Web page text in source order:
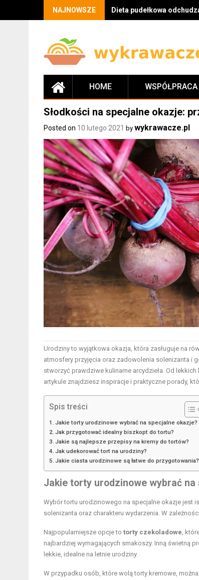
NAJNOWSZE Dieta pudełkowa
HOME
Słodkości na specjalne okazje:
Posted on 10 lutego 2021 by wykrawacze.pl
Urodziny to wyjątkowa okazja, która zasługuje na
atmosfery przyjęcia oraz zadowolenia solenizanta i
stworzyć prawdziwe kulinarne arcydzieła. Od
artykule znajdziesz inspiracje i praktyczne porady,
Spis treści
Jakie torty urodzinowe wybrać na specjalne okazje?
Jak przygotować idealny biszkopt do tortu?
Jakie są najlepsze przepisy na kremy do tortów?
Jak udekorować tort na urodziny?
Jakie ciasta urodzinowe są łatwe do przygotowania?
Jakie torty urodzinowe wybrać na
Wybór tortu urodzinowego na specjalne okazje jest
solenizanta oraz charakteru wydarzenia. W
Najpopularniejsze opcje to torty czekoladowe,
najbardziej wymagających smakoszy. Inną świetną
lekkie, idealne na letnie urodziny.
W przypadku osób, które wolą torty kremowe,
Nawigacja
wpisu